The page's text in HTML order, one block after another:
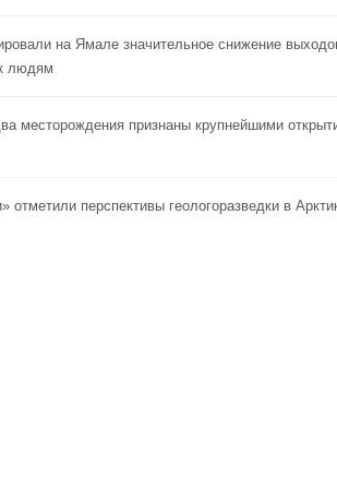
на Ямале значительное снижение
людям
месторождения признаны крупнейшими
отметили перспективы геологоразведки в